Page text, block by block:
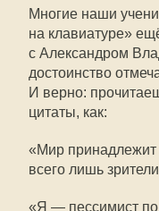
Многие наши
на клавиатуре»
с Александром
достоинство
И верно:
цитаты, как:
«Мир
всего лишь
«Я — пессимист